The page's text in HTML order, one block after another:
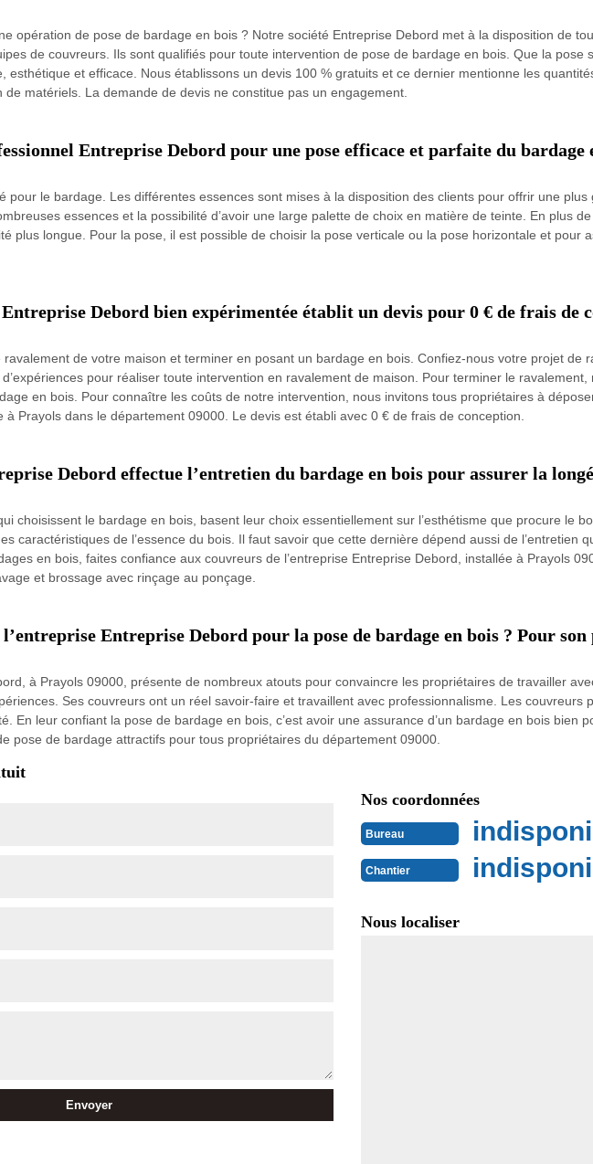
opération de pose de bardage en bois ? Notre société Entreprise Debord met à la disposition de
de couvreurs. Ils sont qualifiés pour toute intervention de pose de bardage en bois. Que la pose
esthétique et efficace. Nous établissons un devis 100 % gratuits et ce dernier mentionne les
matériels. La demande de devis ne constitue pas un engagement.
Entreprise Debord pour une pose efficace et parfaite du bardage
pour le bardage. Les différentes essences sont mises à la disposition des clients pour offrir une plus
essences et la possibilité d’avoir une large palette de choix en matière de teinte. En plus
plus longue. Pour la pose, il est possible de choisir la pose verticale ou la pose horizontale et pour
Debord bien expérimentée établit un devis pour 0 € de frais de
ravalement de votre maison et terminer en posant un bardage en bois. Confiez-nous votre projet de
pour réaliser toute intervention en ravalement de maison. Pour terminer le
en bois. Pour connaître les coûts de notre intervention, nous invitons tous propriétaires à
à Prayols dans le département 09000. Le devis est établi avec 0 € de frais de conception.
Debord effectue l’entretien du bardage en bois pour assurer la
choisissent le bardage en bois, basent leur choix essentiellement sur l’esthétisme que procure le
caractéristiques de l’essence du bois. Il faut savoir que cette dernière dépend aussi de l’entretien
en bois, faites confiance aux couvreurs de l’entreprise Entreprise Debord, installée à Prayols
et brossage avec rinçage au ponçage.
Entreprise Debord pour la pose de bardage en bois ? Pour
à Prayols 09000, présente de nombreux atouts pour convaincre les propriétaires de travailler
Ses couvreurs ont un réel savoir-faire et travaillent avec professionnalisme. Les couvreurs
En leur confiant la pose de bardage en bois, c’est avoir une assurance d’un bardage en bois bien
pose de bardage attractifs pour tous propriétaires du département 09000.
Nos coordonnées
Bureau
Chantier
Nous localiser